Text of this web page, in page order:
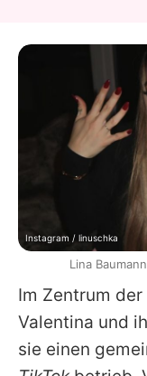
Im Zentrum
Valentina und
sie einen
Instagram / linuschka
Lina